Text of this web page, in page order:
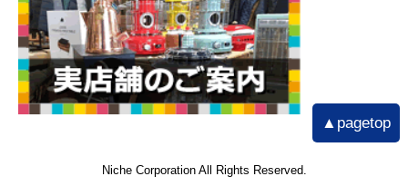
▲pagetop
Niche Corporation All Rights Reserved.